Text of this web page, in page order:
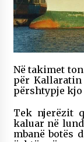
Në takimet
për
përshtypje kjo
Tek njerëzit
kaluar në
mbanë botës